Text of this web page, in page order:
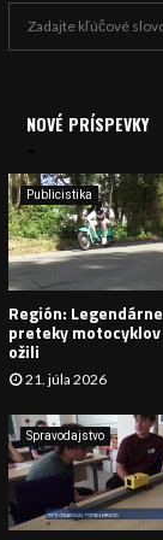
e
:
NOVÉ PRÍSPEVKY
Publicistika
Región: Legendárne
preteky motocyklov
ožili
21. júla 2026
Spravodajstvo